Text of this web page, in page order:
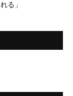
る」